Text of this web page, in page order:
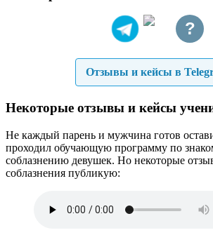
?
Отзывы и кейсы в
Некоторые отзывы и кейсы
Не каждый парень и мужчина готов
проходил обучающую программу по
соблазнению девушек. Но некоторые
соблазнения публикую: